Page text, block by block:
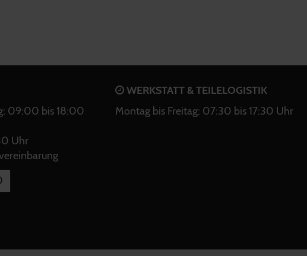
09:00 bis 18:00
Uhr
WERKSTATT & TEILELOGISTIK
Montag bis Freitag: 07:30 bis 17:30 Uhr